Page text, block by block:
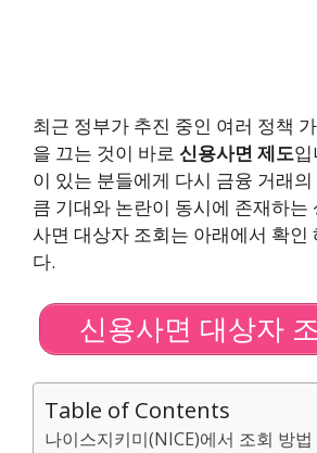
최근 정부가 추진 중인 여러 정책
을 끄는 것이 바로 신용사면 제도
이 있는 분들에게 다시 금융 거래
큼 기대와 논란이 동시에 존재하는
사면 대상자 조회는 아래에서 확인
다.
신용사면 대상자
Table of Contents
나이스지키미(NICE)에서 조회 방법